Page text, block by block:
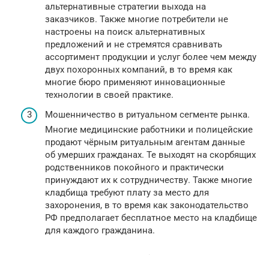
альтернативные стратегии выхода на
заказчиков. Также многие потребители не
настроены на поиск альтернативных
предложений и не стремятся сравнивать
ассортимент продукции и услуг более чем между
двух похоронных компаний, в то время как
многие бюро применяют инновационные
технологии в своей практике.
Мошенничество в ритуальном сегменте рынка.
Многие медицинские работники и полицейские
продают чёрным ритуальным агентам данные
об умерших гражданах. Те выходят на скорбящих
родственников покойного и практически
принуждают их к сотрудничеству. Также многие
кладбища требуют плату за место для
захоронения, в то время как законодательство
РФ предполагает бесплатное место на кладбище
для каждого гражданина.